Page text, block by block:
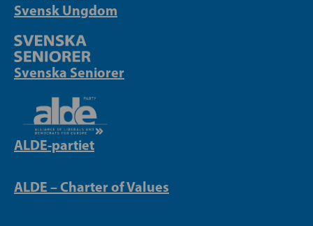
Svensk Ungdom
Svenska Seniorer
ALDE-partiet
ALDE – Charter of Values